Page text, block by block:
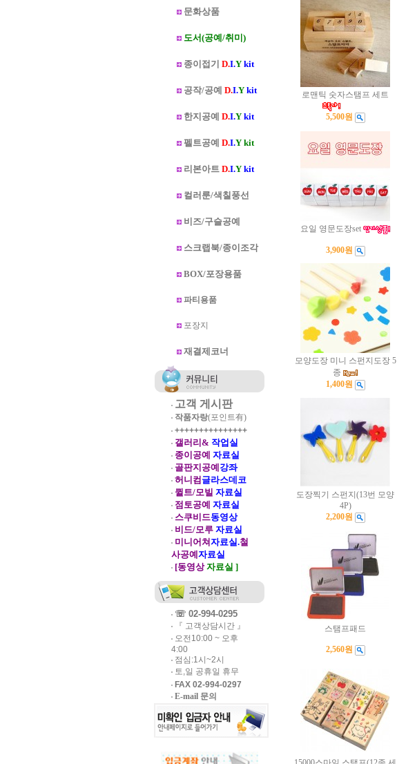
문화상품
도서(공예/취미)
종이접기 D.I.Ykit
공작/공예 D.I.Ykit
한지공예 D.I.Ykit
펠트공예 D.I.Y kit
리본아트 D.I.Ykit
컬러룬/색칠풍선
비즈/구슬공예
스크랩북/종이조각
BOX/포장용품
파티용품
포장지
재결제코너
고객 게시판
작품자랑(포인트有)
+++++++++++++++
갤러리& 작업실
종이공예 자료실
골판지공예 강좌
허니컴 글라스데코
퀼트/모빌 자료실
점토공예 자료실
스쿠비드동영상
비드/모루자료실
미니어쳐 자료실.철
사공예 자료실
[동영상자료실 ]
☏ 02-994-0295
『 고객상담시간 』
오전10:00 ~ 오후
4:00
점심:1시~2시
토,일 공휴일 휴무
FAX 02-994-0297
E-mail 문의
로맨틱 숫자스탬프 세트
5,500원
요일 영문도장set
3,900원
모양도장 미니 스펀지도장 5
종
1,400원
도장찍기 스펀지(13번 모양
4P)
2,200원
스탬프패드
2,560원